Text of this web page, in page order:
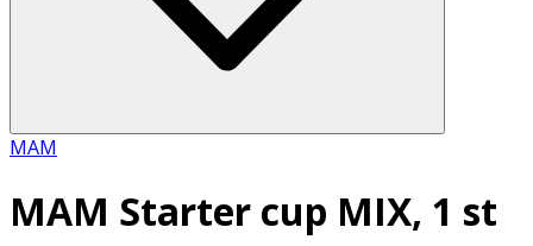
MAM
MAM Starter cup MIX, 1 st